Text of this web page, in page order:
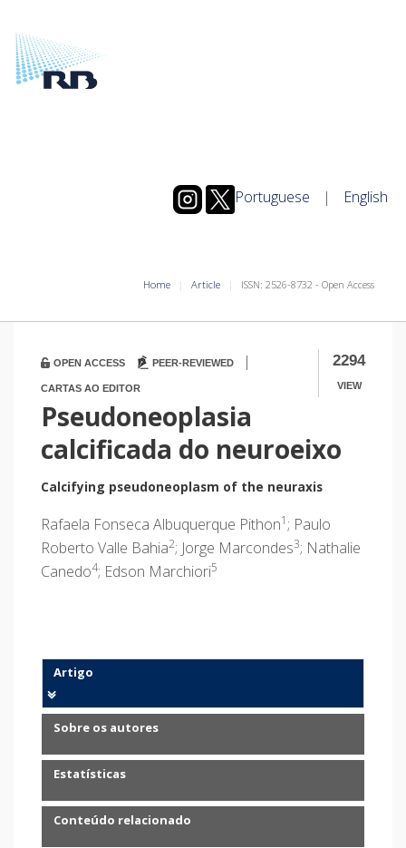
Portuguese | English
Home Article ISSN: 2526-8732 - Open Access
2294
VIEW
OPEN ACCESS PEER-REVIEWED |
CARTAS AO EDITOR
Pseudoneoplasia
calcificada do neuroeixo
Calcifying pseudoneoplasm of the neuraxis
Rafaela Fonseca Albuquerque Pithon1 ; Paulo
Roberto Valle Bahia2; Jorge Marcondes3; Nathalie
Canedo4; Edson Marchiori5
Artigo
Sobre os autores
Estatísticas
Conteúdo relacionado